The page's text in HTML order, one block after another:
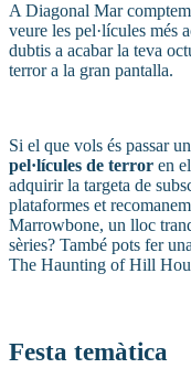
A Diagonal Mar
veure les pel·lícules més
dubtis a acabar la teva
terror a la gran pantalla.
Si el que vols és passar
pel·lícules de terror en
adquirir la targeta de
plataformes et
Marrowbone, un lloc
sèries? També pots fer
The Haunting of Hill
Festa temàtica